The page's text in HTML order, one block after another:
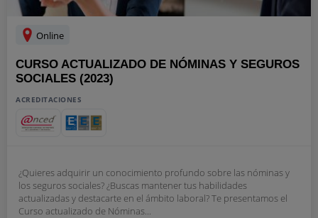
Online
CURSO ACTUALIZADO DE NÓMINAS Y SEGUROS
SOCIALES (2023)
ACREDITACIONES
¿Quieres adquirir un conocimiento profundo sobre las nóminas y
los seguros sociales? ¿Buscas mantener tus habilidades
actualizadas y destacarte en el ámbito laboral? Te presentamos el
Curso actualizado de Nóminas...